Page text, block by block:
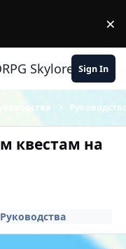
×
Skylore Sign In
квестам на
Руководства